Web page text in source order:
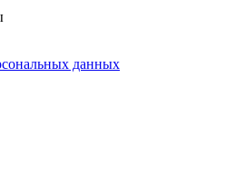
данных